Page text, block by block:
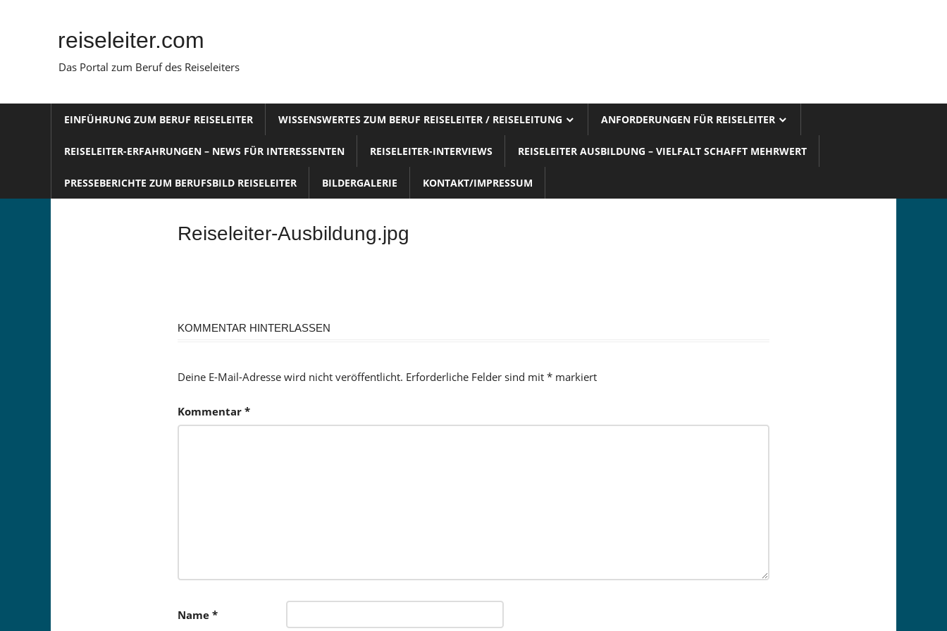
reiseleiter.com
Das Portal zum Beruf des Reiseleiters
EINFÜHRUNG ZUM BERUF REISELEITER WISSENSWERTES ZUM BERUF REISELEITER / REISELEITUNG ANFORDERUNGEN FÜR REISELEITER
REISELEITER-ERFAHRUNGEN – NEWS FÜR INTERESSENTEN REISELEITER-INTERVIEWS REISELEITER AUSBILDUNG – VIELFALT SCHAFFT MEHRWERT
PRESSEBERICHTE ZUM BERUFSBILD REISELEITER BILDERGALERIE KONTAKT/IMPRESSUM
Reiseleiter-Ausbildung.jpg
KOMMENTAR HINTERLASSEN
Deine E-Mail-Adresse wird nicht veröffentlicht. Erforderliche Felder sind mit * markiert
Kommentar *
Name *